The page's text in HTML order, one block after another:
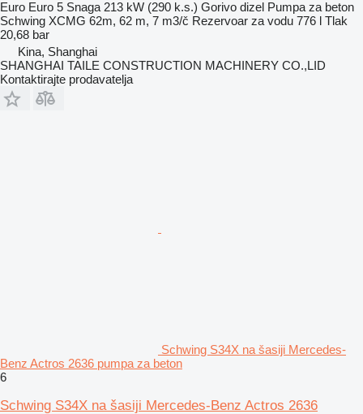
Euro Euro 5 Snaga 213 kW (290 k.s.) Gorivo dizel Pumpa za beton
Schwing XCMG 62m, 62 m, 7 m3/č Rezervoar za vodu 776 l Tlak
20,68 bar
Kina, Shanghai
SHANGHAI TAILE CONSTRUCTION MACHINERY CO.,LID
Kontaktirajte prodavatelja
Schwing S34X na šasiji Mercedes-
Benz Actros 2636 pumpa za beton
6
Schwing S34X na šasiji Mercedes-Benz Actros 2636